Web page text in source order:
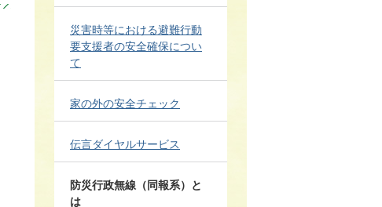
災害時等における避難行動
要支援者の安全確保につい
て
家の外の安全チェック
伝言ダイヤルサービス
防災行政無線（同報系）と
は